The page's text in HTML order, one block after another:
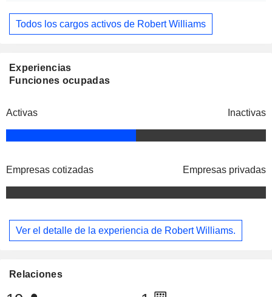
Todos los cargos activos de Robert Williams
Experiencias
Funciones ocupadas
Activas Inactivas
Empresas cotizadas Empresas privadas
Ver el detalle de la experiencia de Robert Williams.
Relaciones